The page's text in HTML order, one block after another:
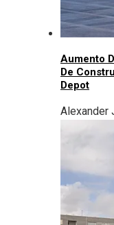
Aumento
De
Depot
Alexander